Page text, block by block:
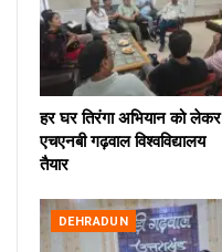
हर घर तिरंगा अभियान को लेकर
एचएनबी गढ़वाल विश्वविद्यालय
तैयार
DEHRADUN